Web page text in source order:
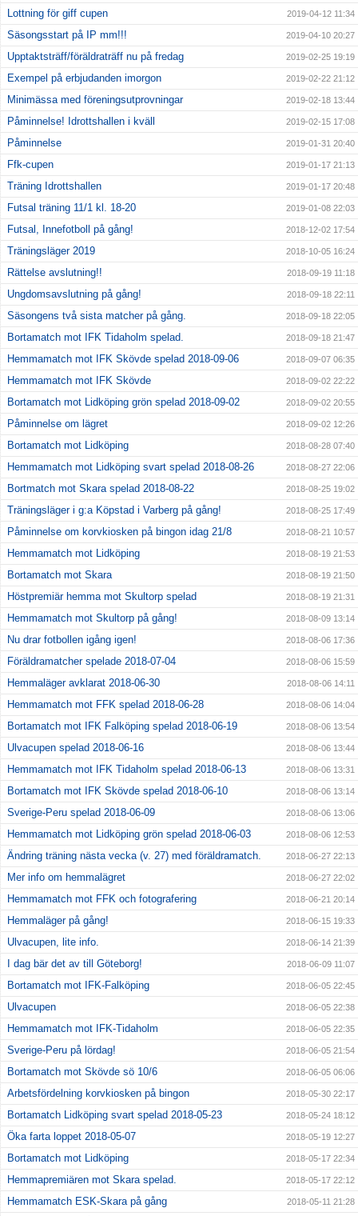
Lottning för giff cupen 2019-04-12 11:34
Säsongsstart på IP mm!!! 2019-04-10 20:27
Upptaktsträff/föräldraträff nu på fredag 2019-02-25 19:19
Exempel på erbjudanden imorgon 2019-02-22 21:12
Minimässa med föreningsutprovningar 2019-02-18 13:44
Påminnelse! Idrottshallen i kväll 2019-02-15 17:08
Påminnelse 2019-01-31 20:40
Ffk-cupen 2019-01-17 21:13
Träning Idrottshallen 2019-01-17 20:48
Futsal träning 11/1 kl. 18-20 2019-01-08 22:03
Futsal, Innefotboll på gång! 2018-12-02 17:54
Träningsläger 2019 2018-10-05 16:24
Rättelse avslutning!! 2018-09-19 11:18
Ungdomsavslutning på gång! 2018-09-18 22:11
Säsongens två sista matcher på gång. 2018-09-18 22:05
Bortamatch mot IFK Tidaholm spelad. 2018-09-18 21:47
Hemmamatch mot IFK Skövde spelad 2018-09-06 2018-09-07 06:35
Hemmamatch mot IFK Skövde 2018-09-02 22:22
Bortamatch mot Lidköping grön spelad 2018-09-02 2018-09-02 20:55
Påminnelse om lägret 2018-09-02 12:26
Bortamatch mot Lidköping 2018-08-28 07:40
Hemmamatch mot Lidköping svart spelad 2018-08-26 2018-08-27 22:06
Bortmatch mot Skara spelad 2018-08-22 2018-08-25 19:02
Träningsläger i g:a Köpstad i Varberg på gång! 2018-08-25 17:49
Påminnelse om korvkiosken på bingon idag 21/8 2018-08-21 10:57
Hemmamatch mot Lidköping 2018-08-19 21:53
Bortamatch mot Skara 2018-08-19 21:50
Höstpremiär hemma mot Skultorp spelad 2018-08-19 21:31
Hemmamatch mot Skultorp på gång! 2018-08-09 13:14
Nu drar fotbollen igång igen! 2018-08-06 17:36
Föräldramatcher spelade 2018-07-04 2018-08-06 15:59
Hemmaläger avklarat 2018-06-30 2018-08-06 14:11
Hemmamatch mot FFK spelad 2018-06-28 2018-08-06 14:04
Bortamatch mot IFK Falköping spelad 2018-06-19 2018-08-06 13:54
Ulvacupen spelad 2018-06-16 2018-08-06 13:44
Hemmamatch mot IFK Tidaholm spelad 2018-06-13 2018-08-06 13:31
Bortamatch mot IFK Skövde spelad 2018-06-10 2018-08-06 13:14
Sverige-Peru spelad 2018-06-09 2018-08-06 13:06
Hemmamatch mot Lidköping grön spelad 2018-06-03 2018-08-06 12:53
Ändring träning nästa vecka (v. 27) med föräldramatch. 2018-06-27 22:13
Mer info om hemmalägret 2018-06-27 22:02
Hemmamatch mot FFK och fotografering 2018-06-21 20:14
Hemmaläger på gång! 2018-06-15 19:33
Ulvacupen, lite info. 2018-06-14 21:39
I dag bär det av till Göteborg! 2018-06-09 11:07
Bortamatch mot IFK-Falköping 2018-06-05 22:45
Ulvacupen 2018-06-05 22:38
Hemmamatch mot IFK-Tidaholm 2018-06-05 22:35
Sverige-Peru på lördag! 2018-06-05 21:54
Bortamatch mot Skövde sö 10/6 2018-06-05 06:06
Arbetsfördelning korvkiosken på bingon 2018-05-30 22:17
Bortamatch Lidköping svart spelad 2018-05-23 2018-05-24 18:12
Öka farta loppet 2018-05-07 2018-05-19 12:27
Bortamatch mot Lidköping 2018-05-17 22:34
Hemmapremiären mot Skara spelad. 2018-05-17 22:12
Hemmamatch ESK-Skara på gång 2018-05-11 21:28